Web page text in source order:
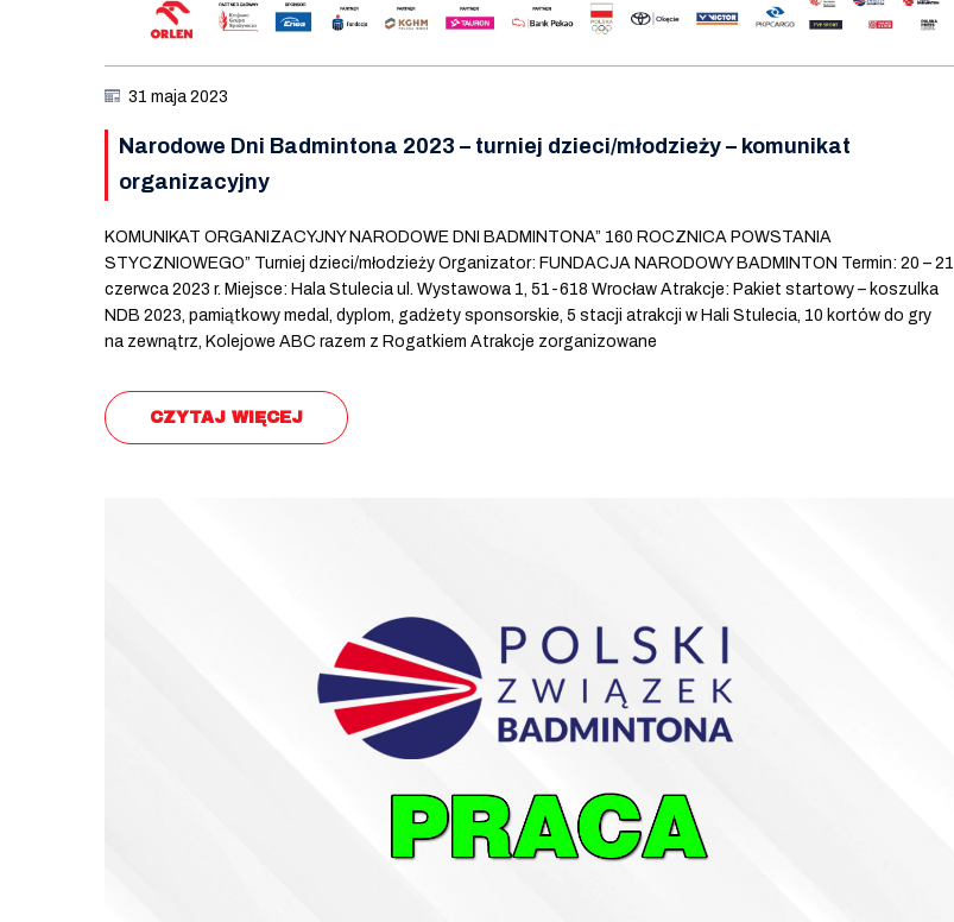
31 maja 2023
Narodowe Dni Badmintona 2023 – turniej dzieci/młodzieży – komunikat
organizacyjny
KOMUNIKAT ORGANIZACYJNY NARODOWE DNI BADMINTONA” 160 ROCZNICA POWSTANIA
STYCZNIOWEGO” Turniej dzieci/młodzieży Organizator: FUNDACJA NARODOWY BADMINTON Termin: 20 – 21
czerwca 2023 r. Miejsce: Hala Stulecia ul. Wystawowa 1, 51-618 Wrocław Atrakcje: Pakiet startowy – koszulka
NDB 2023, pamiątkowy medal, dyplom, gadżety sponsorskie, 5 stacji atrakcji w Hali Stulecia, 10 kortów do gry
na zewnątrz, Kolejowe ABC razem z Rogatkiem Atrakcje zorganizowane
CZYTAJ WIĘCEJ